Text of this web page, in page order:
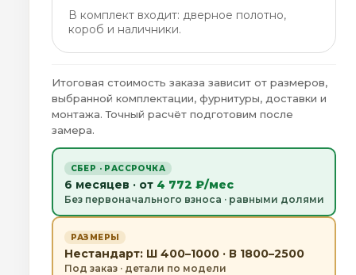
В комплект входит: дверное полотно,
короб и наличники.
Итоговая стоимость заказа зависит от размеров,
выбранной комплектации, фурнитуры, доставки и
монтажа. Точный расчёт подготовим после
замера.
СБЕР · РАССРОЧКА
6 месяцев · от 4 772 ₽/мес
Без первоначального взноса · равными долями
РАЗМЕРЫ
Нестандарт: Ш 400–1000 · В 1800–2500
Под заказ · детали по модели